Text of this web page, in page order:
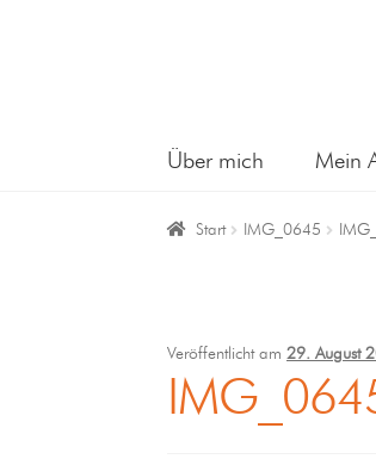
Über mich Mein
Start IMG_0645
Veröffentlicht am29. August